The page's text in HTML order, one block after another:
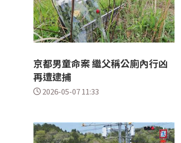
京都男童命案 繼父稱公廁內行凶
再遭逮捕
2026-05-07 11:33